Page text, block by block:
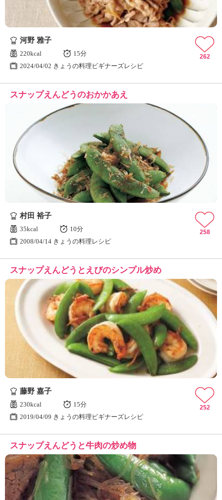
河野 雅子
220kcal
15分
2024/04/02 きょうの料理ビギナーズレシピ
262
スナップえんどうのおかかあえ
村田 裕子
35kcal
10分
2008/04/14 きょうの料理レシピ
258
スナップえんどうとえびのシンプル炒め
藤野 嘉子
230kcal
15分
2019/04/09 きょうの料理ビギナーズレシピ
252
スナップえんどうと牛肉の炒め物